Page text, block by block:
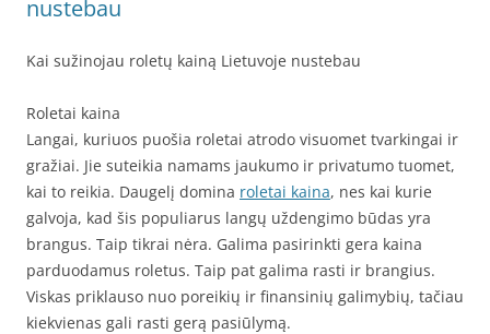
nustebau
Kai sužinojau roletų kainą Lietuvoje nustebau
Roletai kaina
Langai, kuriuos puošia roletai atrodo visuomet tvarkingai ir
gražiai. Jie suteikia namams jaukumo ir privatumo tuomet,
kai to reikia. Daugelį domina roletai kaina, nes kai kurie
galvoja, kad šis populiarus langų uždengimo būdas yra
brangus. Taip tikrai nėra. Galima pasirinkti gera kaina
parduodamus roletus. Taip pat galima rasti ir brangius.
Viskas priklauso nuo poreikių ir finansinių galimybių, tačiau
kiekvienas gali rasti gerą pasiūlymą.